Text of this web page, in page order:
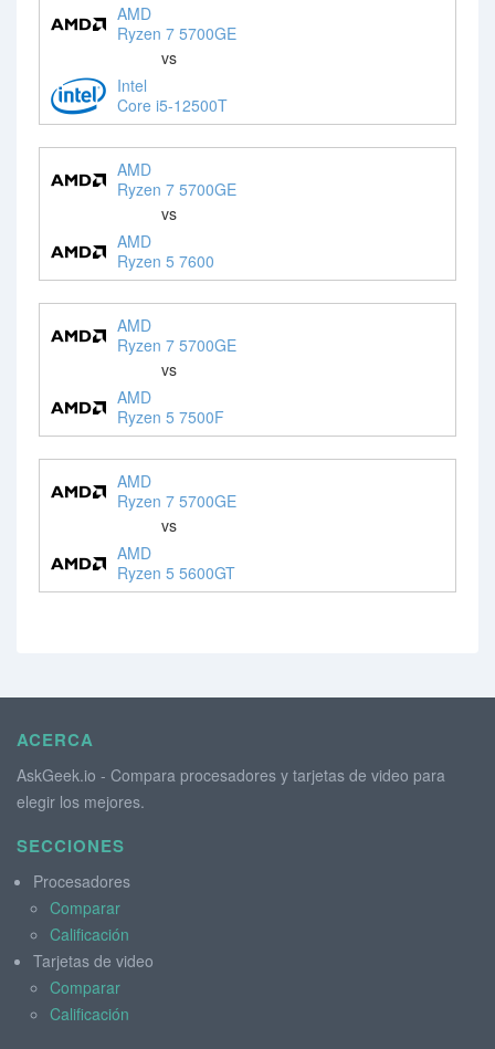
AMD
Ryzen 7 5700GE
vs
Intel
Core i5-12500T
AMD
Ryzen 7 5700GE
vs
AMD
Ryzen 5 7600
AMD
Ryzen 7 5700GE
vs
AMD
Ryzen 5 7500F
AMD
Ryzen 7 5700GE
vs
AMD
Ryzen 5 5600GT
ACERCA
AskGeek.io - Compara procesadores y tarjetas de video para
elegir los mejores.
SECCIONES
Procesadores
Comparar
Calificación
Tarjetas de video
Comparar
Calificación